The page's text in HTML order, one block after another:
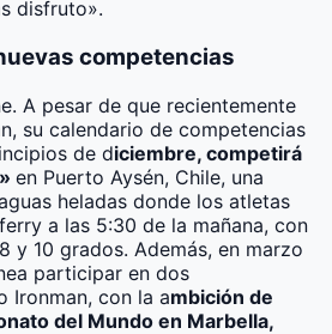
disfruto».
competencias
A pesar de que recientemente
su calendario de competencias
de diciembre, competirá
en Puerto Aysén, Chile, una
heladas donde los atletas
a las 5:30 de la mañana, con
y 10 grados. Además, en marzo
participar en dos
Ironman, con la ambición de
del Mundo en Marbella,